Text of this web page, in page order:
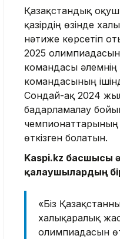
Қазақстандық
қазірдің өзінде
нәтиже көрсетіп
2025
командасы әлемнің
командасының
Сондай-ақ 2024
бағдарламалау
чемпионаттарының
өткізген болатын.
Kaspi.kz басшысы
қалаушылардың
«Біз
халықаралық
олимпиадасын